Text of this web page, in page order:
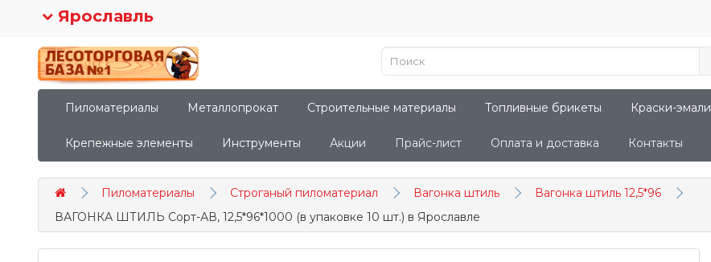
Ярославль
Пиломатериалы Металлопрокат Строительные материалы Топливные брикеты Краски-эмали
Крепежные элементы Инструменты Акции Прайс-лист Оплата и доставка Контакты
Пиломатериалы Строганый пиломатериал Вагонка штиль
Вагонка штиль 12,5*96
ВАГОНКА ШТИЛЬ Сорт-АВ, 12,5*96*1000 (в упаковке 10 шт.) в Ярославле